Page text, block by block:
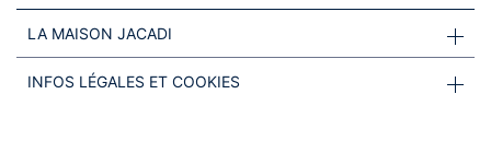
LA MAISON JACADI
INFOS LÉGALES ET COOKIES